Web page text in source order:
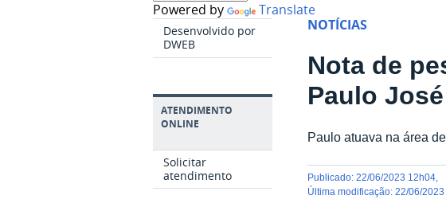
Powered by Translate
Desenvolvido por
DWEB
ATENDIMENTO
ONLINE
Solicitar
atendimento
NOTÍCIAS
Nota de
Paulo
Paulo atuava na área
publicado:22/06/2023 12h04
última modificação:22/06/